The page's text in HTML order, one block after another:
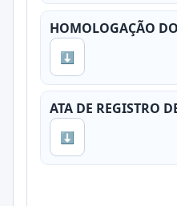
HOMOLOGAÇÃO
⬇
ATA DE REGISTRO
⬇